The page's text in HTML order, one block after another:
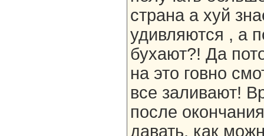
страна а хуй
удивляются , а
бухают?! Да
на это говно
все заливают!
после
давать, как